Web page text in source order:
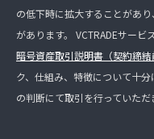
の低下時に拡大することがあ
があります。 VCTRADEサービ
暗号資産取引説明書（契約締結
ク、仕組み、特徴について十
の判断にて取引を行っていただ